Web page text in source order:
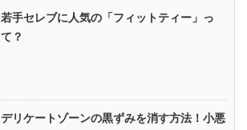
若手セレブに人気の「フィットティー」っ
て？
デリケートゾーンの黒ずみを消す方法！小悪